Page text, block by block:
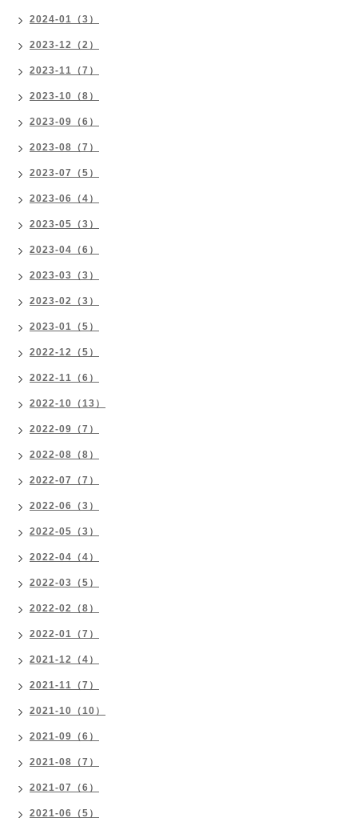
2024-01（3）
2023-12（2）
2023-11（7）
2023-10（8）
2023-09（6）
2023-08（7）
2023-07（5）
2023-06（4）
2023-05（3）
2023-04（6）
2023-03（3）
2023-02（3）
2023-01（5）
2022-12（5）
2022-11（6）
2022-10（13）
2022-09（7）
2022-08（8）
2022-07（7）
2022-06（3）
2022-05（3）
2022-04（4）
2022-03（5）
2022-02（8）
2022-01（7）
2021-12（4）
2021-11（7）
2021-10（10）
2021-09（6）
2021-08（7）
2021-07（6）
2021-06（5）